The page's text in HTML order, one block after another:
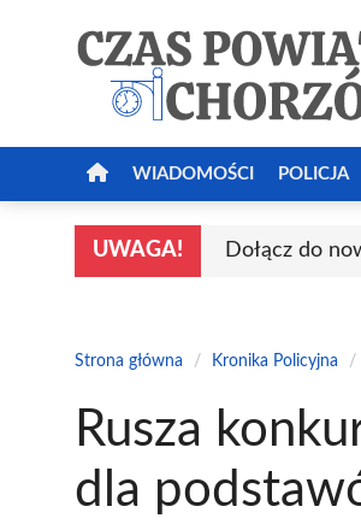
WIADOMOŚCI POLICJA
UWAGA! Dołącz do
Strona główna / Kronika Policyjna /
Rusza
dla